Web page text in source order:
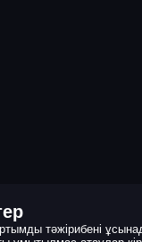
тәжірибені